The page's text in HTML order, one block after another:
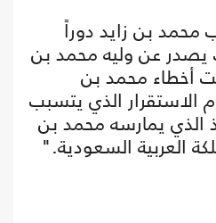
بن زايد دوراً
عن وليه محمد بن
أخطاء محمد بن
الاستقرار الذي يتسبب
الذي يمارسه محمد بن
العربية السعودية."